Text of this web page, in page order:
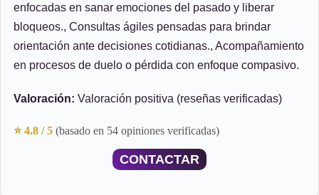
enfocadas en sanar emociones del pasado y liberar
bloqueos., Consultas ágiles pensadas para brindar
orientación ante decisiones cotidianas., Acompañamiento
en procesos de duelo o pérdida con enfoque compasivo.
Valoración: Valoración positiva (reseñas verificadas)
⭐ 4.8 / 5 (basado en 54 opiniones verificadas)
CONTACTAR